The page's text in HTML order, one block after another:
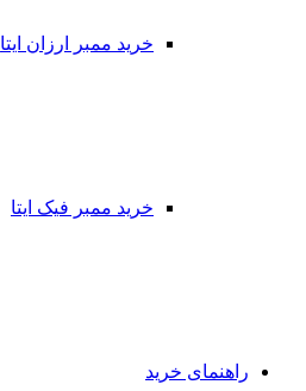
خرید ممبر ارزان ایتا
خرید ممبر فیک ایتا
راهنمای خرید